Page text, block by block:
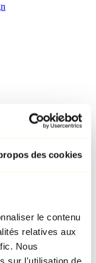
des cookies
le contenu
relatives aux
Nous
sur l'utilisation de